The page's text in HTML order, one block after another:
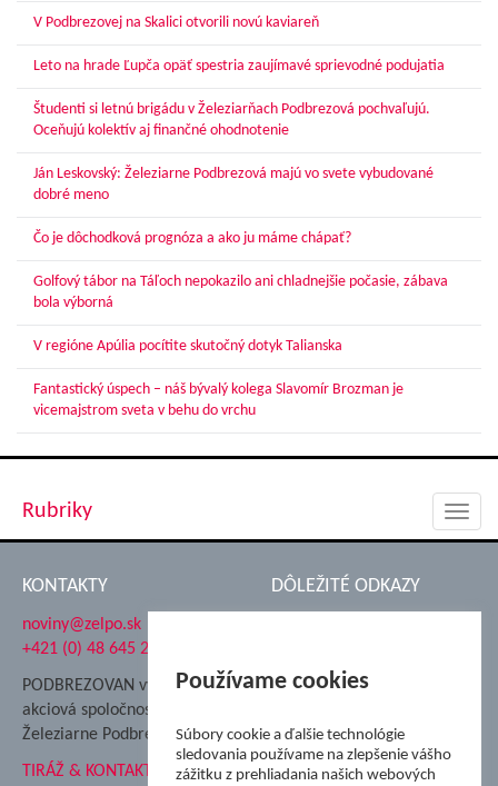
V Podbrezovej na Skalici otvorili novú kaviareň
Leto na hrade Ľupča opäť spestria zaujímavé sprievodné podujatia
Študenti si letnú brigádu v Železiarňach Podbrezová pochvaľujú.
Oceňujú kolektív aj finančné ohodnotenie
Ján Leskovský: Železiarne Podbrezová majú vo svete vybudované
dobré meno
Čo je dôchodková prognóza a ako ju máme chápať?
Golfový tábor na Táľoch nepokazilo ani chladnejšie počasie, zábava
bola výborná
V regióne Apúlia pocítite skutočný dotyk Talianska
Fantastický úspech – náš bývalý kolega Slavomír Brozman je
vicemajstrom sveta v behu do vrchu
Rubriky
KONTAKTY
noviny@zelpo.sk
+421 (0) 48 645 2711
PODBREZOVAN vydáva
akciová spoločnosť
Železiarne Podbrezová
TIRÁŽ & KONTAKT
DÔLEŽITÉ ODKAZY
Nadácia Železiarne
ŽP Informatika s.r.o.
ŠK Železiarne Podbrezová
Používame cookies
Súbory cookie a ďalšie technológie
sledovania používame na zlepšenie vášho
zážitku z prehliadania našich webových